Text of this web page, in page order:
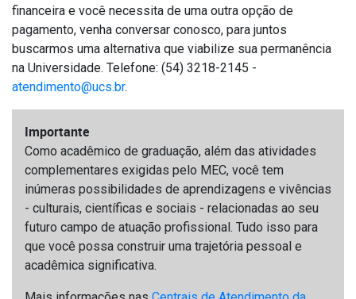
financeira e você necessita de uma outra opção de
pagamento, venha conversar conosco, para juntos
buscarmos uma alternativa que viabilize sua permanência
na Universidade. Telefone: (54) 3218-2145 -
atendimento@ucs.br.
Importante
Como acadêmico de graduação, além das atividades
complementares exigidas pelo MEC, você tem
inúmeras possibilidades de aprendizagens e vivências
- culturais, científicas e sociais - relacionadas ao seu
futuro campo de atuação profissional. Tudo isso para
que você possa construir uma trajetória pessoal e
acadêmica significativa.